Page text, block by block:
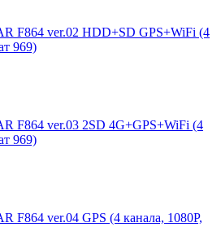
F864 ver.02 HDD+SD GPS+WiFi (4
969)
F864 ver.03 2SD 4G+GPS+WiFi (4
969)
F864 ver.04 GPS (4 канала, 1080Р,